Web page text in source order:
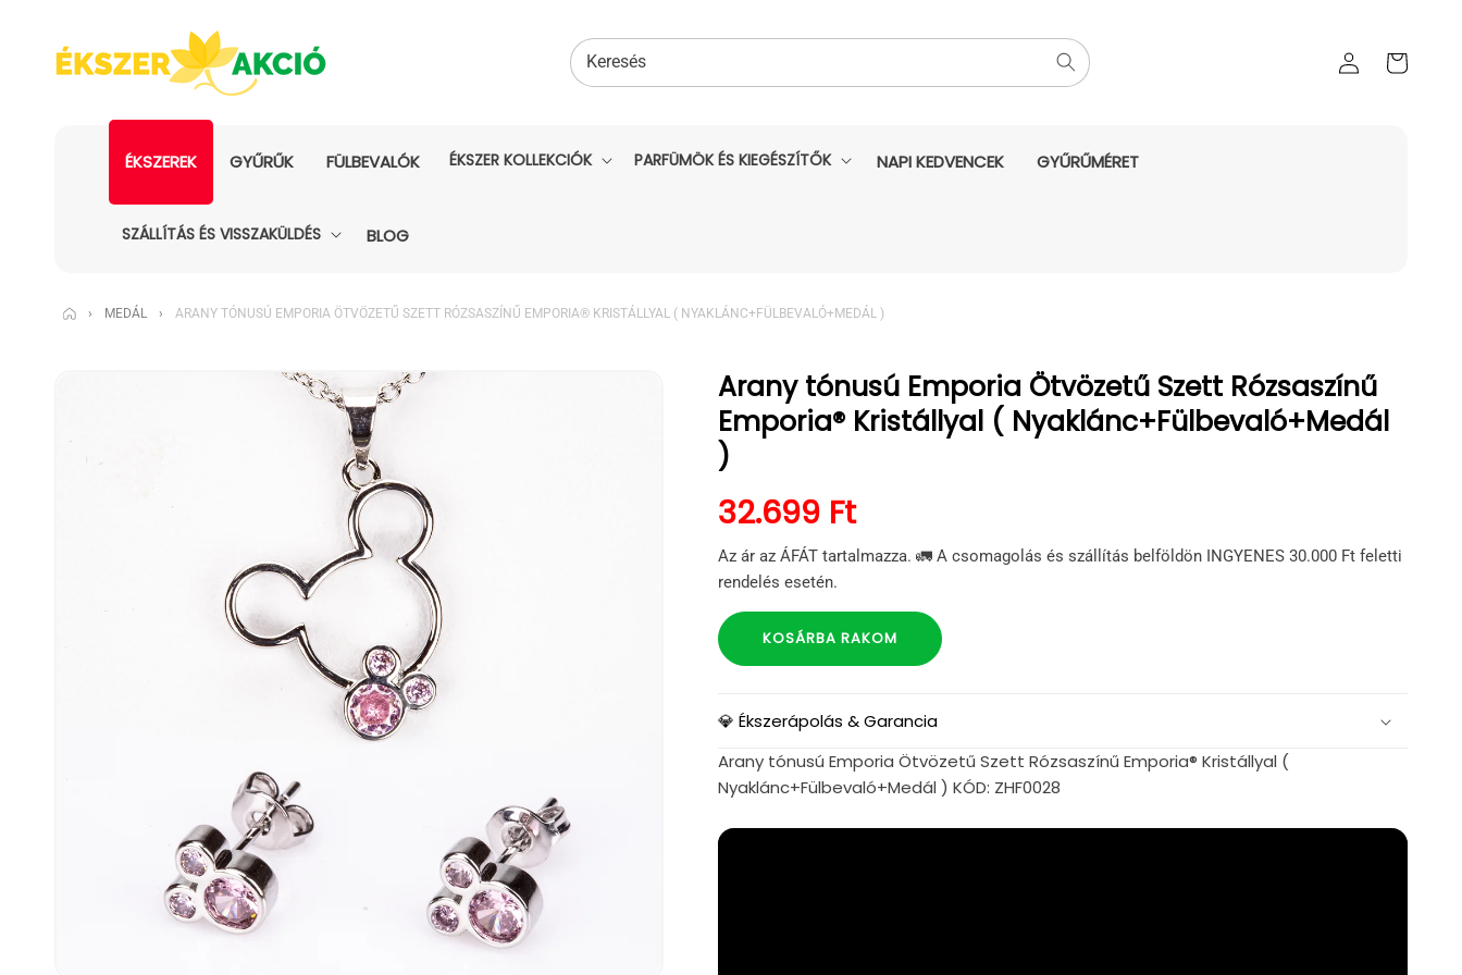
Bejelentkezés
kosara
Keresés
ÉKSZEREK GYŰRŰK FÜLBEVALÓK ÉKSZER KOLLEKCIÓK PARFÜMÖK ÉS KIEGÉSZÍTŐK NAPI KEDVENCEK GYŰRŰMÉRET
SZÁLLÍTÁS ÉS VISSZAKÜLDÉS BLOG
› MEDÁL › ARANY TÓNUSÚ EMPORIA ÖTVÖZETŰ SZETT RÓZSASZÍNŰ EMPORIA® KRISTÁLLYAL ( NYAKLÁNC+FÜLBEVALÓ+MEDÁL )
Arany tónusú Emporia Ötvözetű Szett Rózsaszínű
Emporia® Kristállyal ( Nyaklánc+Fülbevaló+Medál
)
Normál ár
32.699 Ft
Az ár az ÁFÁT tartalmazza. 🚛 A csomagolás és szállítás belföldön INGYENES 30.000 Ft feletti
rendelés esetén.
KOSÁRBA RAKOM
💎 Ékszerápolás & Garancia
Arany tónusú Emporia Ötvözetű Szett Rózsaszínű Emporia® Kristállyal (
Nyaklánc+Fülbevaló+Medál ) KÓD: ZHF0028